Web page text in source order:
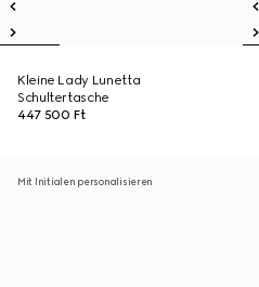
Kleine Lady Lunetta
Schultertasche
447 500 Ft
Mit Initialen personalisieren